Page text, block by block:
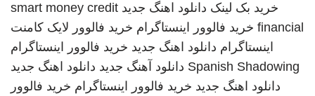
خرید بک لینک دانلود اهنگ جدید smart money credit
financial خرید فالوور اینستاگرام خرید فالوور لایک کامنت
اینستاگرام دانلود اهنگ جدید خرید فالوور اینستاگرام
Spanish Shadowing دانلود آهنگ جدید دانلود اهنگ جدید
دانلود اهنگ جدید خرید فالوور اینستاگرام خرید فالوور